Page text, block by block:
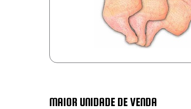
MAIOR UNIDADE DE VENDA